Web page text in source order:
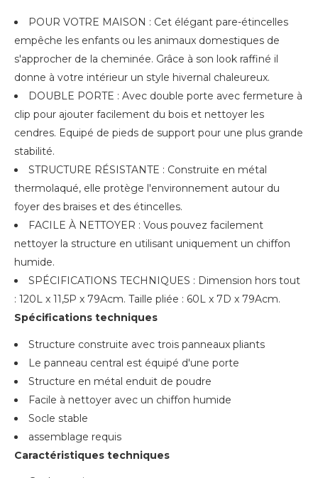
POUR VOTRE MAISON : Cet élégant pare-étincelles
empêche les enfants ou les animaux domestiques de
s'approcher de la cheminée. Grâce à son look raffiné il
donne à votre intérieur un style hivernal chaleureux.
DOUBLE PORTE : Avec double porte avec fermeture à
clip pour ajouter facilement du bois et nettoyer les
cendres. Equipé de pieds de support pour une plus grande
stabilité.
STRUCTURE RÉSISTANTE : Construite en métal
thermolaqué, elle protège l'environnement autour du
foyer des braises et des étincelles.
FACILE À NETTOYER : Vous pouvez facilement
nettoyer la structure en utilisant uniquement un chiffon
humide.
SPÉCIFICATIONS TECHNIQUES : Dimension hors tout
: 120L x 11,5P x 79Acm. Taille pliée : 60L x 7D x 79Acm.
Spécifications techniques
Structure construite avec trois panneaux pliants
Le panneau central est équipé d'une porte
Structure en métal enduit de poudre
Facile à nettoyer avec un chiffon humide
Socle stable
assemblage requis
Caractéristiques techniques